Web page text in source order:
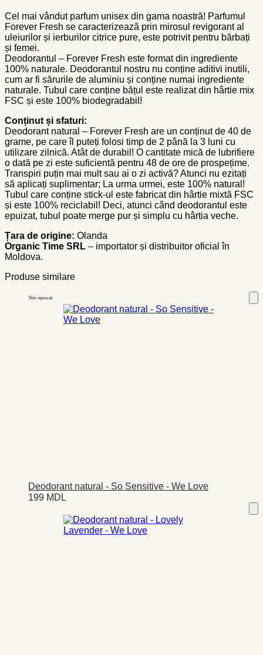
Cel mai vândut parfum unisex din gama noastră! Parfumul
Forever Fresh se caracterizează prin mirosul revigorant al
uleiurilor și ierburilor citrice pure, este potrivit pentru bărbați
și femei.
Deodorantul – Forever Fresh este format din ingrediente
100% naturale. Deodorantul nostru nu conține aditivi inutili,
cum ar fi sărurile de aluminiu și conține numai ingrediente
naturale. Tubul care conține bățul este realizat din hârtie mix
FSC și este 100% biodegradabil!
Conținut și sfaturi:
Deodorant natural – Forever Fresh are un conținut de 40 de
grame, pe care îl puteți folosi timp de 2 până la 3 luni cu
utilizare zilnică. Atât de durabil! O cantitate mică de lubrifiere
o dată pe zi este suficientă pentru 48 de ore de prospețime.
Transpiri puțin mai mult sau ai o zi activă? Atunci nu ezitați
să aplicați suplimentar; La urma urmei, este 100% natural!
Tubul care conține stick-ul este fabricat din hârtie mixtă FSC
și este 100% reciclabil! Deci, atunci când deodorantul este
epuizat, tubul poate merge pur și simplu cu hârtia veche.
Țara de origine: Olanda
Organic Time SRL – importator și distribuitor oficial în
Moldova.
Produse similare
Stoc epuizat
Deodorant natural - So Sensitive - We Love
199 MDL